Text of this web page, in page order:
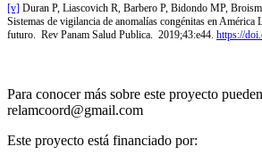
[v] Duran P, Liascovich R, Barbero P, Bidondo MP,
Sistemas de vigilancia de anomalías congénitas en América
futuro. Rev Panam Salud Publica. 2019;43:e44. https://
Para conocer más sobre este proyecto
relamcoord@gmail.com
Este proyecto está financiado por: